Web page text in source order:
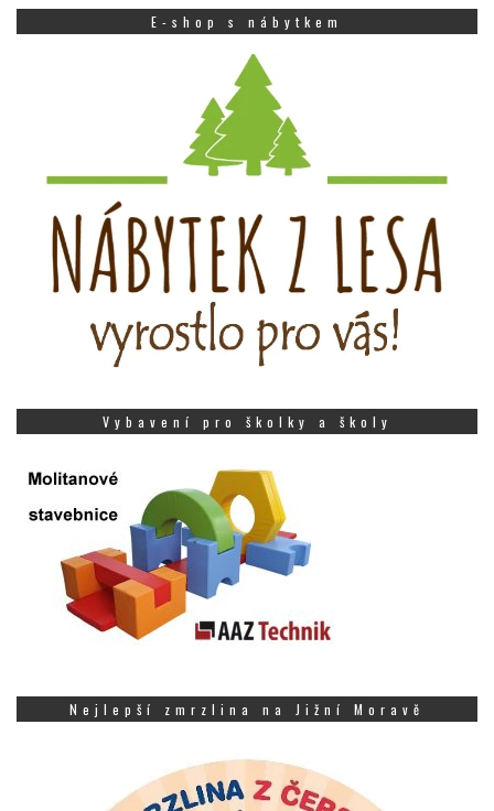
E-shop s nábytkem
Vybavení pro školky a školy
Nejlepší zmrzlina na Jižní Moravě